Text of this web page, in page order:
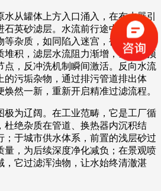
从罐体上方入口涌入，在布水器引
石英砂滤层。水流前行途中，泥沙、
杂质，如同陷入迷宫，被石英砂的
堆积，滤层水流阻力渐增，当达到预
点，反冲洗机制瞬间激活。反向水流
的污垢杂物，通过排污管道排出体
然一新，重新开启精准过滤流程。
极为辽阔。在工业范畴，它是工厂循
杜绝杂质在管道、换热器内沉积结
；于城市供水体系，前置的浅层砂过
量，为后续深度净化减负；在景观喷
，它过滤浑浊物，让水始终清澈湛